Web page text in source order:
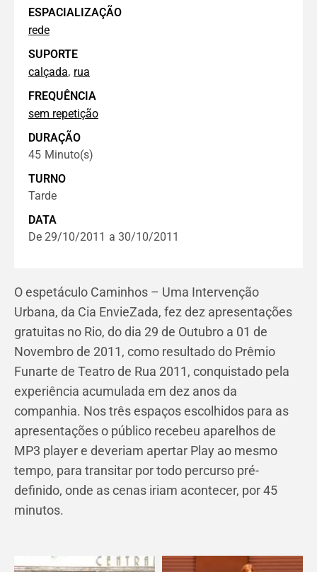
O espetáculo Caminhos – Uma Intervenção
Urbana, da Cia EnvieZada, fez dez apresentações
gratuitas no Rio, do dia 29 de Outubro a 01 de
Novembro de 2011, como resultado do Prêmio
Funarte de Teatro de Rua 2011, conquistado pela
experiência acumulada em dez anos da
companhia. Nos três espaços escolhidos para as
apresentações o público recebeu aparelhos de
MP3 player e deveriam apertar Play ao mesmo
tempo, para transitar por todo percurso pré-
definido, onde as cenas iriam acontecer, por 45
minutos.
ESPACIALIZAÇÃO
rede
SUPORTE
calçada, rua
FREQUÊNCIA
sem repetição
DURAÇÃO
45 Minuto(s)
TURNO
Tarde
DATA
De 29/10/2011 a 30/10/2011